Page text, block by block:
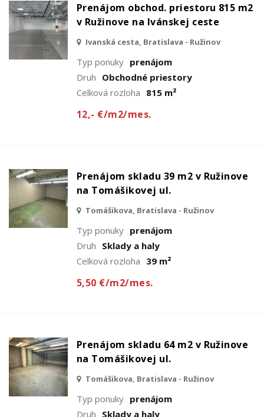
Prenájom obchod. priestoru 815 m2
v Ružinove na Ivánskej ceste
Ivanská cesta, Bratislava - Ružinov
Typ ponuky prenájom
Druh Obchodné priestory
Celková rozloha 815 m²
12,- €/m2/mes.
Prenájom skladu 39 m2 v Ružinove
na Tomášikovej ul.
Tomášikova, Bratislava - Ružinov
Typ ponuky prenájom
Druh Sklady a haly
Celková rozloha 39 m²
5,50 €/m2/mes.
Prenájom skladu 64 m2 v Ružinove
na Tomášikovej ul.
Tomášikova, Bratislava - Ružinov
Typ ponuky prenájom
Druh Sklady a haly